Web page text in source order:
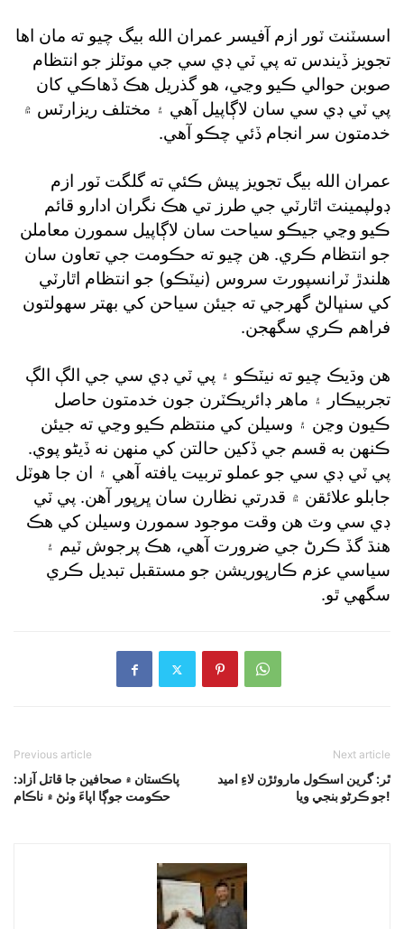
اسسٽنٽ ٽور ازم آفيسر عمران الله بيگ چيو ته مان اها
تجويز ڏيندس ته پي ٽي ڊي سي جي موٽلز جو انتظام
صوبن حوالي ڪيو وڃي، هو گذريل هڪ ڏهاڪي کان
پي ٽي ڊي سي سان لاڳاپيل آهي ۽ مختلف ريزارٽس ۾
خدمتون سر انجام ڏئي چڪو آهي.
عمران الله بيگ تجويز پيش ڪئي ته گلگت ٽور ازم
ڊولپمينٽ اٿارٽي جي طرز تي هڪ نگران ادارو قائم
ڪيو وڃي جيڪو سياحت سان لاڳاپيل سمورن معاملن
جو انتظام ڪري. هن چيو ته حڪومت جي تعاون سان
هلندڙ ٽرانسپورٽ سروس (نيٽڪو) جو انتظام اٿارٽي
کي سنڀالڻ گهرجي ته جيئن سياحن کي بهتر سهولتون
فراهم ڪري سگهجن.
هن وڌيڪ چيو ته نيٽڪو ۽ پي ٽي ڊي سي جي الڳ الڳ
تجربيڪار ۽ ماهر ڊائريڪٽرن جون خدمتون حاصل
ڪيون وڃن ۽ وسيلن کي منتظم ڪيو وڃي ته جيئن
ڪنهن به قسم جي ڏکين حالتن کي منهن نه ڏيڻو پوي.
پي ٽي ڊي سي جو عملو تربيت يافته آهي ۽ ان جا هوٽل
جابلو علائقن ۾ قدرتي نظارن سان ڀرپور آهن. پي ٽي
ڊي سي وٽ هن وقت موجود سمورن وسيلن کي هڪ
هنڌ گڏ ڪرڻ جي ضرورت آهي، هڪ پرجوش ٽيم ۽
سياسي عزم ڪارپوريشن جو مستقبل تبديل ڪري
سگهي ٿو.
Previous article
پاڪستان ۾ صحافين جا قاتل آزاد:
حڪومت جوڳا اپاءَ وٺڻ ۾ ناڪام
Next article
ٿر: گرين اسڪول ماروئڙن لاءِ اميد
جو ڪرڻو بنجي ويا!